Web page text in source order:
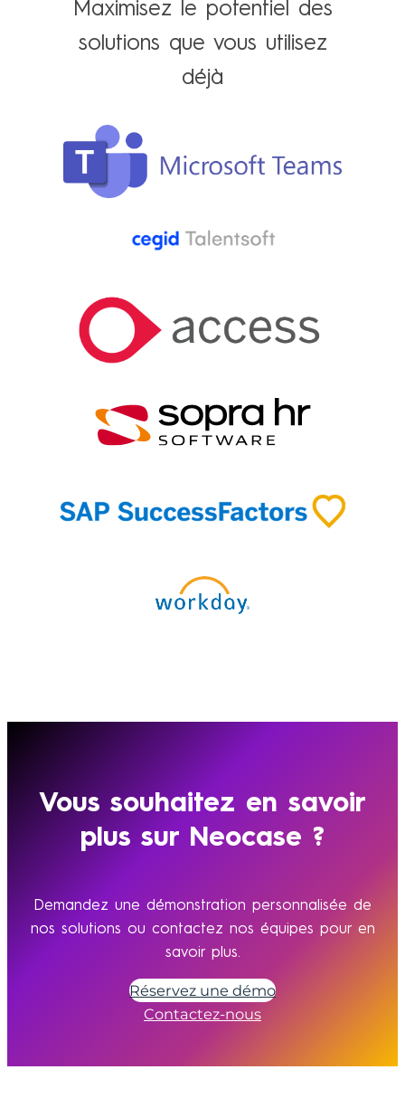
Maximisez le potentiel des
solutions que vous utilisez
déjà
Vous souhaitez en savoir
plus sur Neocase ?
Demandez une démonstration personnalisée de
nos solutions ou contactez nos équipes pour en
savoir plus.
Réservez une démo
Contactez-nous